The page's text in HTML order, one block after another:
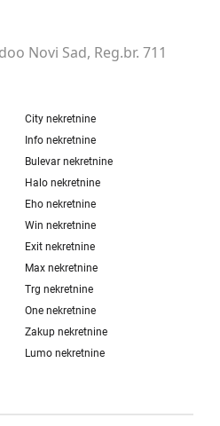
Novi Sad, Reg.br. 711
City nekretnine
Info nekretnine
Bulevar nekretnine
Halo nekretnine
Eho nekretnine
Win nekretnine
Exit nekretnine
Max nekretnine
Trg nekretnine
One nekretnine
Zakup nekretnine
Lumo nekretnine